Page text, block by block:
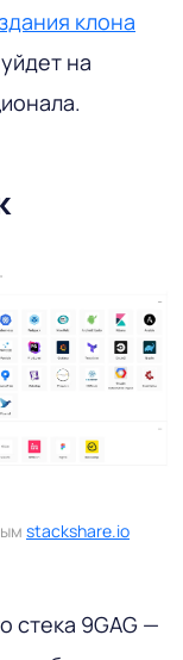
клона
на
stackshare.io
стека 9GAG —